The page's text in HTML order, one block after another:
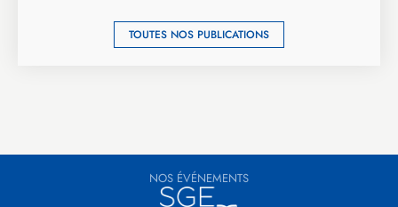
TOUTES NOS PUBLICATIONS
NOS ÉVÉNEMENTS